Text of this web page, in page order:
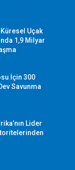
Küresel Uçak
1,9 Milyar
İçin 300
Savunma
Lider